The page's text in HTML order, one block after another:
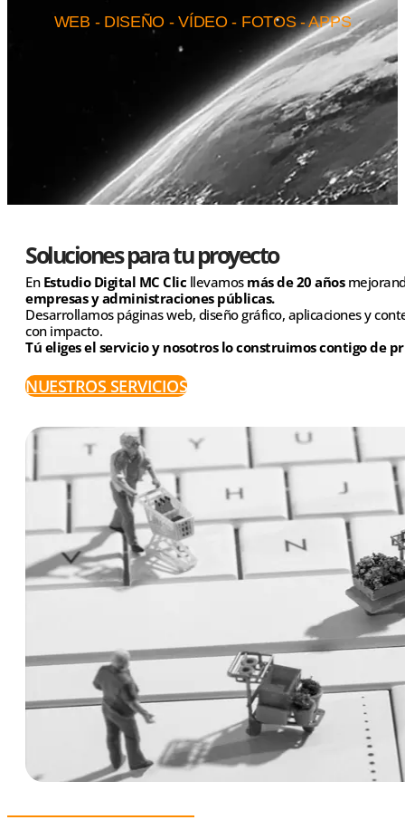
WEB - DISEÑO - VÍDEO - FOTOS - APPS
Soluciones para tu proyecto
En Estudio Digital MC Clic llevamos más de 20 años
empresas y administraciones públicas.
Desarrollamos páginas web, diseño gráfico, aplicaciones y
con impacto.
Tú eliges el servicio y nosotros lo construimos contigo de
NUESTROS SERVICIOS